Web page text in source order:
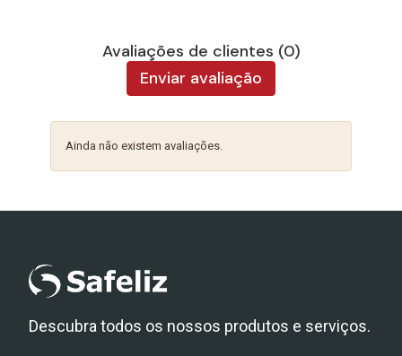
Avaliações de clientes (0)
Enviar avaliação
Ainda não existem avaliações.
Descubra todos os nossos produtos e serviços.